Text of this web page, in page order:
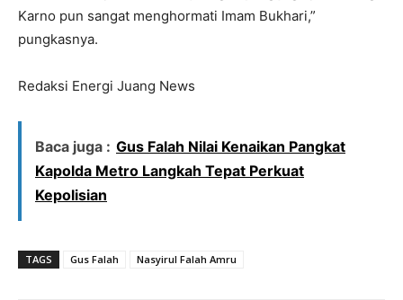
Karno pun sangat menghormati Imam Bukhari,”
pungkasnya.
Redaksi Energi Juang News
Baca juga : Gus Falah Nilai Kenaikan Pangkat
Kapolda Metro Langkah Tepat Perkuat
Kepolisian
TAGS Gus Falah Nasyirul Falah Amru